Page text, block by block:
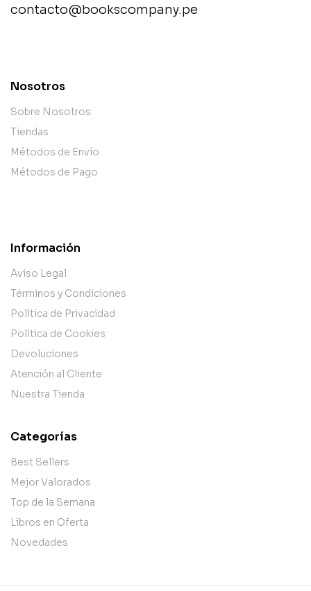
contacto@bookscompany.pe
Nosotros
Sobre Nosotros
Tiendas
Métodos de Envío
Métodos de Pago
Información
Aviso Legal
Términos y Condiciones
Política de Privacidad
Política de Cookies
Devoluciones
Atención al Cliente
Nuestra Tienda
Categorías
Best Sellers
Mejor Valorados
Top de la Semana
Libros en Oferta
Novedades